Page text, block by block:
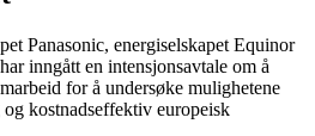
Panasonic, energiselskapet Equinor
inngått en intensjonsavtale om å
for å undersøke mulighetene
kostnadseffektiv europeisk